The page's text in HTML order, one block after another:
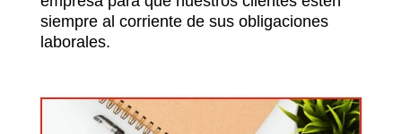
siempre al corriente de sus obligaciones
laborales.